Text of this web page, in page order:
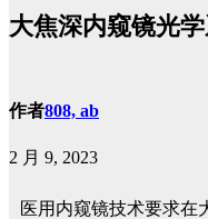
大焦深内窥镜光
作者808, ab
2 月 9, 2023
医用内窥镜技术要求在